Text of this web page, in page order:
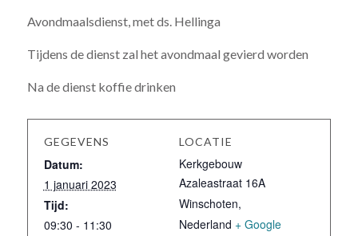
Avondmaalsdienst, met ds. Hellinga
Tijdens de dienst zal het avondmaal gevierd worden
Na de dienst koffie drinken
GEGEVENS
Datum:
1 januari 2023
Tijd:
09:30 - 11:30
LOCATIE
Kerkgebouw
Azaleastraat 16A
Winschoten,
Nederland + Google